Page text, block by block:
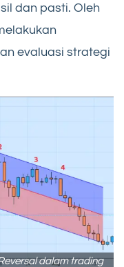
dan pasti. Oleh
evaluasi strategi
dalam trading